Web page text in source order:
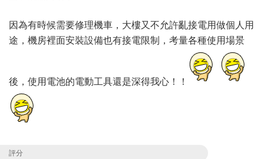
因為有時候需要修理機車，大樓又不允許亂接電用做個人用
途，機房裡面安裝設備也有接電限制，考量各種使用場景
後，使用電池的電動工具還是深得我心！！
評分